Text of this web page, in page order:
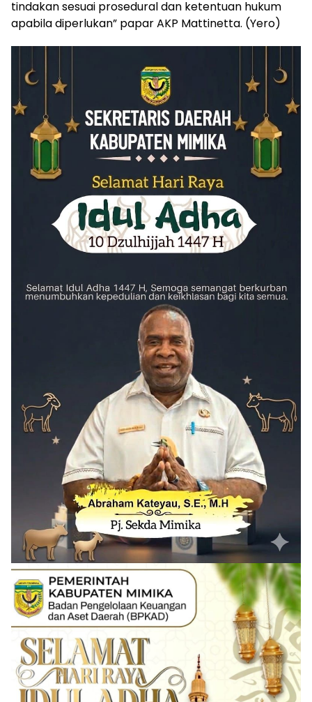
tindakan sesuai prosedural dan ketentuan hukum
apabila diperlukan” papar AKP Mattinetta. (Yero)